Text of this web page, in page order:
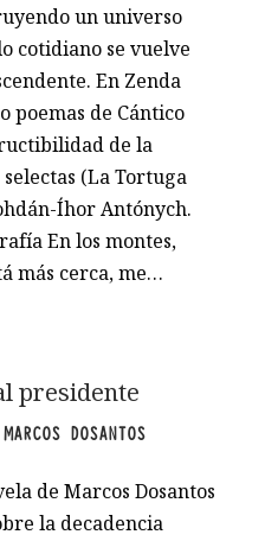
un universo
cotidiano se vuelve
En Zenda
poemas de Cántico
de la
(La Tortuga
Íhor Antónych.
En los montes,
más cerca, me…
presidente
MARCOS DOSANTOS
de Marcos Dosantos
la decadencia